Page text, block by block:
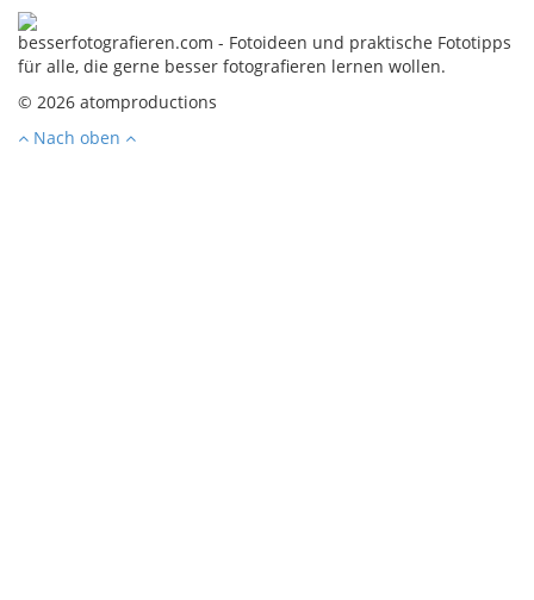
besserfotografieren.com - Fotoideen und praktische Fototipps
für alle, die gerne besser fotografieren lernen wollen.
© 2026 atomproductions
Nach oben